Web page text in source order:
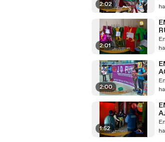
2:02
2:01
2:00
1:52